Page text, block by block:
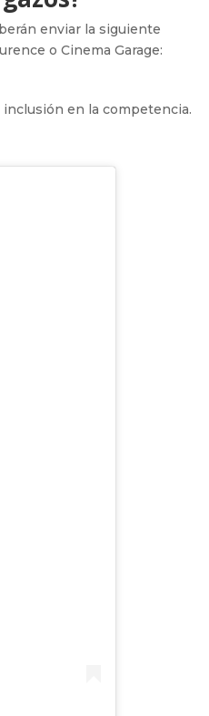
enviar la siguiente
o Cinema Garage:
en la competencia.